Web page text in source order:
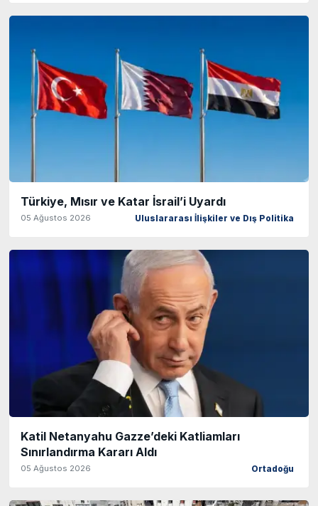
Türkiye, Mısır ve Katar İsrail’i Uyardı
05 Ağustos 2026 Uluslararası İlişkiler ve Dış Politika
Katil Netanyahu Gazze’deki Katliamları
Sınırlandırma Kararı Aldı
05 Ağustos 2026 Ortadoğu